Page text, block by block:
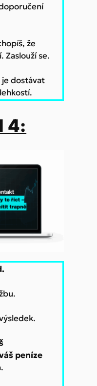
že
Zaslouží se.
je dostávat
4:
peníze